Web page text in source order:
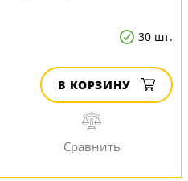
30 шт.
В КОРЗИНУ